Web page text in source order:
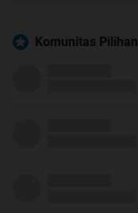
Komunitas Pilihan